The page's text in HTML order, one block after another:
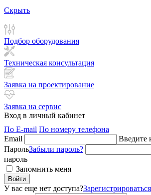
Скрыть
Подбор оборудования
Техническая консультация
Заявка на проектирование
Заявка на сервис
Вход в личный кабинет
По E-mail По номеру телефона
Email
Введите
ПарольЗабыли пароль?
пароль
Запомнить меня
Войти
У вас еще нет доступа?Зарегистрироваться